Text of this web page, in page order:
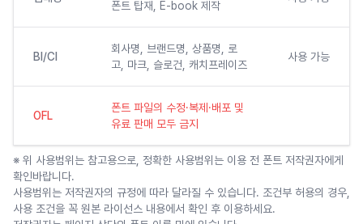
폰트 탑재, E-book 제작
BI/CI
회사명, 브랜드명, 상품명, 로
고, 마크, 슬로건, 캐치프레이즈
사용 가능
OFL
폰트 파일의 수정·복제·배포 및
유료 판매 모두 금지
※ 위 사용범위는 참고용으로, 정확한 사용범위는 이용 전 폰트 저작권자에게
확인바랍니다.
사용범위는 저작권자의 규정에 따라 달라질 수 있습니다. 조건부 허용의 경우,
사용 조건을 꼭 원본 라이선스 내용에서 확인 후 이용하세요.